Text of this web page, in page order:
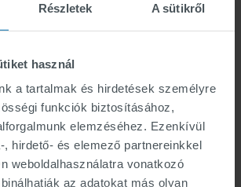
Részletek A sütikről
használ
a tartalmak és hirdetések személyre
funkciók biztosításához,
elemzéséhez. Ezenkívül
, hirdető- és elemező partnereinkkel
weboldalhasználatra vonatkozó
az adatokat más olyan
összes vonatkozó szabványnak